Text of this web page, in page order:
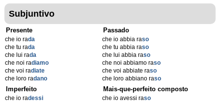
Subjuntivo
Presente
che io rada
che tu rada
che lui rada
che noi radiamo
che voi radiate
che loro radano
Passado
che io abbia raso
che tu abbia raso
che lui abbia raso
che noi abbiamo raso
che voi abbiate raso
che loro abbiano raso
Imperfeito
che io radessi
Mais-que-perfeito composto
che io avessi raso